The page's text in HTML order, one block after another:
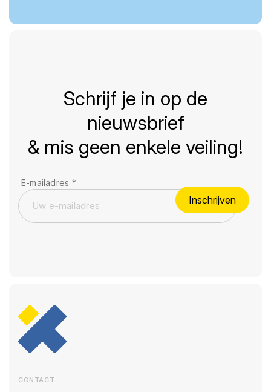
Schrijf je in op de
nieuwsbrief
& mis geen enkele veiling!
E-mailadres *
Inschrijven
CONTACT